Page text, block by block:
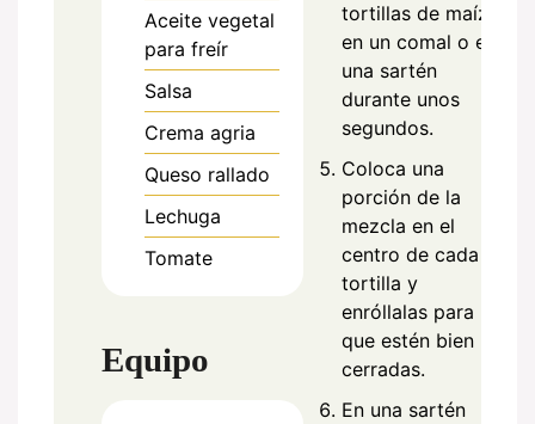
Aceite vegetal
para freír
Salsa
Crema agria
Queso rallado
Lechuga
Tomate
Equipo
tortillas de maíz
en un comal o en
una sartén
durante unos
segundos.
Coloca una
porción de la
mezcla en el
centro de cada
tortilla y
enróllalas para
que estén bien
cerradas.
En una sartén